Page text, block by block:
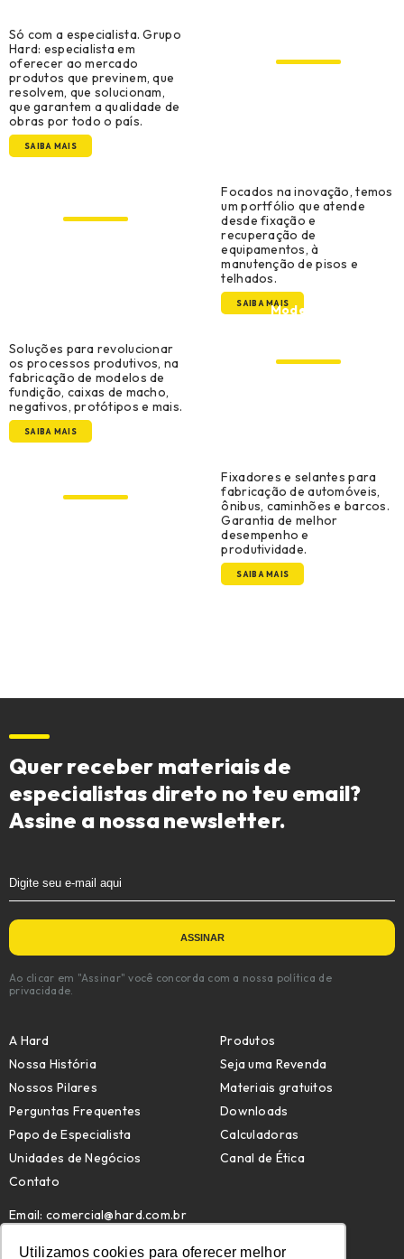
Utilizamos cookies para oferecer melhor
Só com a especialista. Grupo
Hard: especialista em
oferecer ao mercado
produtos que previnem, que
resolvem, que solucionam,
que garantem a qualidade de
obras por todo o país.
SAIBA MAIS
Focados na inovação, temos
um portfólio que atende
desde fixação e
recuperação de
equipamentos, à
manutenção de pisos e
telhados.
SAIBA MAISModelação,
Soluções para revolucionar
os processos produtivos, na
fabricação de modelos de
fundição, caixas de macho,
negativos, protótipos e mais.
SAIBA MAIS
Fixadores e selantes para
fabricação de automóveis,
ônibus, caminhões e barcos.
Garantia de melhor
desempenho e
produtividade.
SAIBA MAIS
Quer receber materiais de
especialistas direto no teu email?
Assine a nossa newsletter.
Ao clicar em "Assinar" você concorda com a nossa política de
privacidade.
A Hard
Nossa História
Nossos Pilares
Perguntas Frequentes
Papo de Especialista
Unidades de Negócios
Contato
Produtos
Seja uma Revenda
Materiais gratuitos
Downloads
Calculadoras
Canal de Ética
Email: comercial@hard.com.br